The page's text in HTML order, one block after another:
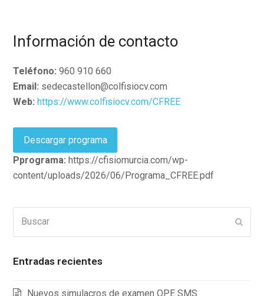
Información de contacto
Teléfono: 960 910 660
Email: sedecastellon@colfisiocv.com
Web: https://www.colfisiocv.com/CFREE
Descargar programa
Pprograma: https://cfisiomurcia.com/wp-
content/uploads/2026/06/Programa_CFREE.pdf
Entradas recientes
Nuevos simulacros de examen OPE SMS